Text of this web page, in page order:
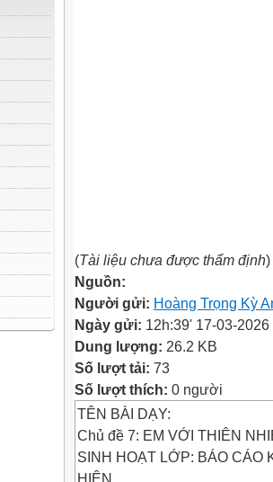
(Tài liệu chưa được thẩm định)
Nguồn:
Người gửi: Hoàng Trọng Kỳ
Ngày gửi: 12h:39' 17-03-2026
Dung lượng: 26.2 KB
Số lượt tải: 73
Số lượt thích: 0 người
TÊN BÀI DẠY:
Chủ đề 7: EM VỚI THIÊN
SINH HOẠT LỚP: BÁO CÁO
HIỆN.